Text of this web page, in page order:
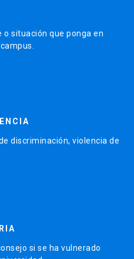
situación que ponga en
discriminación, violencia de
si se ha vulnerado